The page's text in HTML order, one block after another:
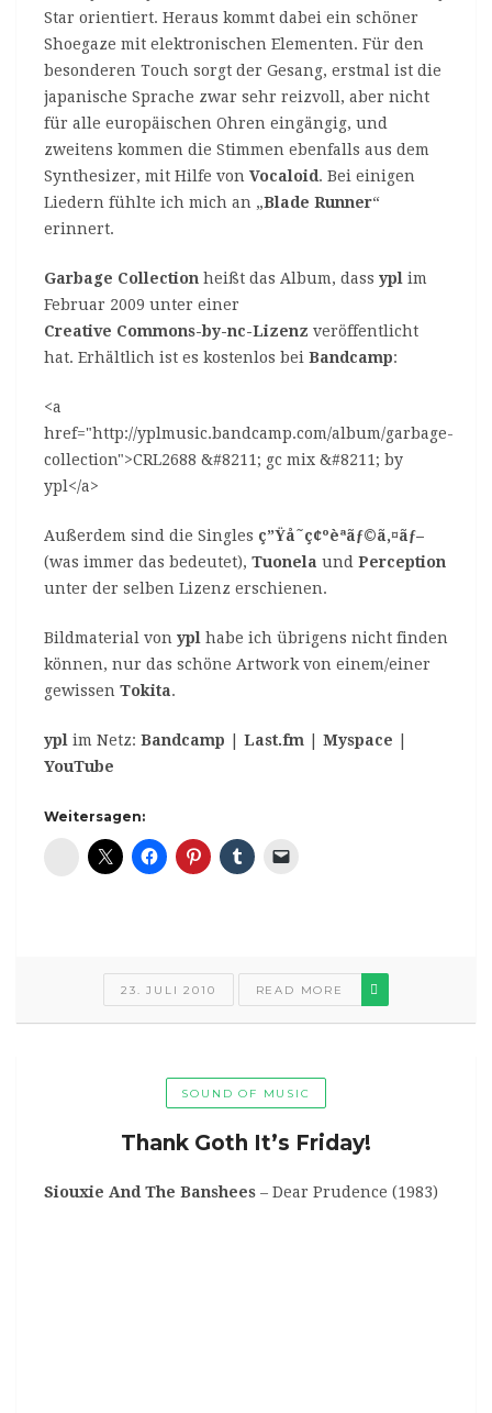
Star orientiert. Heraus kommt dabei ein schöner
Shoegaze mit elektronischen Elementen. Für den
besonderen Touch sorgt der Gesang, erstmal ist die
japanische Sprache zwar sehr reizvoll, aber nicht
für alle europäischen Ohren eingängig, und
zweitens kommen die Stimmen ebenfalls aus dem
Synthesizer, mit Hilfe von Vocaloid. Bei einigen
Liedern fühlte ich mich an „Blade Runner“
erinnert.
Garbage Collection heißt das Album, dass ypl im
Februar 2009 unter einer
Creative Commons-by-nc-Lizenz veröffentlicht
hat. Erhältlich ist es kostenlos bei Bandcamp:
<a
href="http://yplmusic.bandcamp.com/album/garbage-
collection">CRL2688 &#8211; gc mix &#8211; by
ypl</a>
Außerdem sind die Singles ç”Ÿå­˜ç¢ºèªãƒ©ã‚¤ãƒ–
(was immer das bedeutet), Tuonela und Perception
unter der selben Lizenz erschienen.
Bildmaterial von ypl habe ich übrigens nicht finden
können, nur das schöne Artwork von einem/einer
gewissen Tokita.
ypl im Netz: Bandcamp Last.fm Myspace
YouTube
Weitersagen:
Diaspora*
23. JULI 2010 READ MORE
SOUND OF MUSIC
Thank Goth It’s Friday!
Siouxie And The Banshees – Dear Prudence (1983)